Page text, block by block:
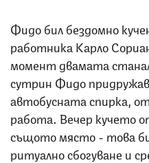
Фидо бил бездомно
работника Карло
момент двамата
сутрин Фидо
автобусната спирка,
работа. Вечер кучето
същото място - това
ритуално сбогуване и